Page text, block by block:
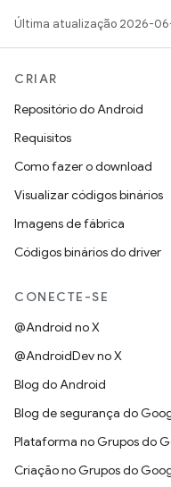
Última atualização 2026-
CRIAR
Repositório do Android
Requisitos
Como fazer o download
Visualizar códigos binários
Imagens de fábrica
Códigos binários do driver
CONECTE-SE
@Android no X
@AndroidDev no X
Blog do Android
Blog de segurança do
Plataforma no Grupos do
Criação no Grupos do